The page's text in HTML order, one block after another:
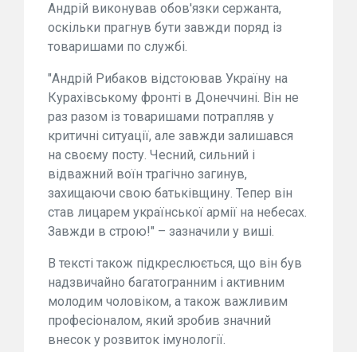
Андрій виконував обов'язки сержанта,
оскільки прагнув бути завжди поряд із
товаришами по службі.
"Андрій Рибаков відстоював Україну на
Курахівському фронті в Донеччині. Він не
раз разом із товаришами потрапляв у
критичні ситуації, але завжди залишався
на своєму посту. Чесний, сильний і
відважний воїн трагічно загинув,
захищаючи свою батьківщину. Тепер він
став лицарем української армії на небесах.
Завжди в строю!" – зазначили у виші.
В тексті також підкреслюється, що він був
надзвичайно багатогранним і активним
молодим чоловіком, а також важливим
професіоналом, який зробив значний
внесок у розвиток імунології.